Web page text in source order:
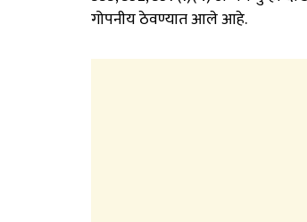
गोपनीय ठेवण्यात आले आहे.